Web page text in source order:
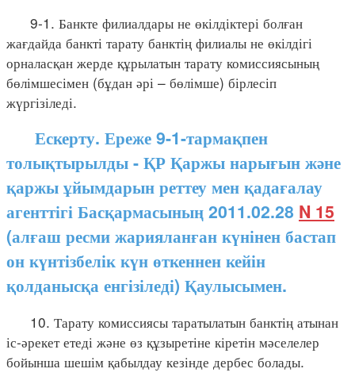
9-1. Банкте филиалдары не өкілдіктері болған
жағдайда банкті тарату банктің филиалы не өкілдігі
орналасқан жерде құрылатын тарату комиссиясының
бөлімшесімен (бұдан әрі – бөлімше) бірлесіп
жүргізіледі.
Ескерту. Ереже 9-1-тармақпен
толықтырылды - ҚР Қаржы нарығын және
қаржы ұйымдарын реттеу мен қадағалау
агенттігі Басқармасының 2011.02.28 N 15
(алғаш ресми жарияланған күнінен бастап
он күнтізбелік күн өткеннен кейін
қолданысқа енгізіледі) Қаулысымен.
10. Тарату комиссиясы таратылатын банктің атынан
іс-әрекет етеді және өз құзыретіне кіретін мәселелер
бойынша шешім қабылдау кезінде дербес болады.